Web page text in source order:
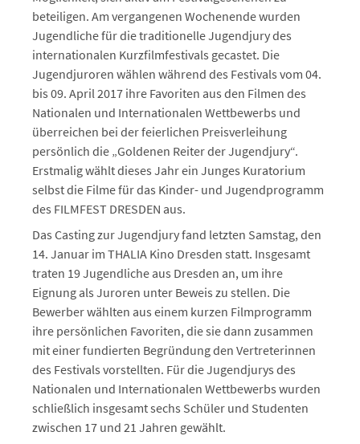
beteiligen. Am vergangenen Wochenende wurden
Jugendliche für die traditionelle Jugendjury des
internationalen Kurzfilmfestivals gecastet. Die
Jugendjuroren wählen während des Festivals vom 04.
bis 09. April 2017 ihre Favoriten aus den Filmen des
Nationalen und Internationalen Wettbewerbs und
überreichen bei der feierlichen Preisverleihung
persönlich die „Goldenen Reiter der Jugendjury“.
Erstmalig wählt dieses Jahr ein Junges Kuratorium
selbst die Filme für das Kinder- und Jugendprogramm
des FILMFEST DRESDEN aus.
Das Casting zur Jugendjury fand letzten Samstag, den
14. Januar im THALIA Kino Dresden statt. Insgesamt
traten 19 Jugendliche aus Dresden an, um ihre
Eignung als Juroren unter Beweis zu stellen. Die
Bewerber wählten aus einem kurzen Filmprogramm
ihre persönlichen Favoriten, die sie dann zusammen
mit einer fundierten Begründung den Vertreterinnen
des Festivals vorstellten. Für die Jugendjurys des
Nationalen und Internationalen Wettbewerbs wurden
schließlich insgesamt sechs Schüler und Studenten
zwischen 17 und 21 Jahren gewählt.